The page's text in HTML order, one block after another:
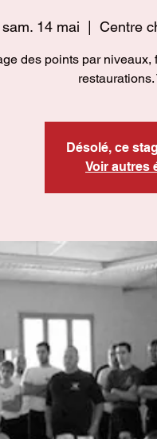
sam. 14 mai
  |
Centre
des points par
Désolé, ce
Voir autres